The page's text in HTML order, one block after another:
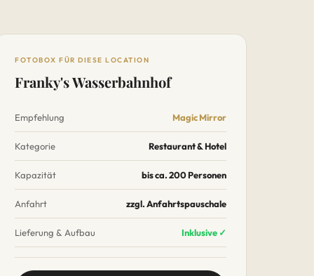
FOTOBOX FÜR DIESE LOCATION
Franky's Wasserbahnhof
Empfehlung Magic Mirror
Kategorie Restaurant & Hotel
Kapazität bis ca. 200 Personen
Anfahrt zzgl. Anfahrtspauschale
Lieferung & Aufbau Inklusive ✓